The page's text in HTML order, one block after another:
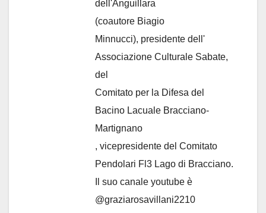
dell'Anguillara
(coautore Biagio
Minnucci), presidente dell'
Associazione Culturale Sabate,
del
Comitato per la Difesa del
Bacino Lacuale Bracciano-
Martignano
, vicepresidente del Comitato
Pendolari Fl3 Lago di Bracciano.
Il suo canale youtube è
@graziarosavillani2210